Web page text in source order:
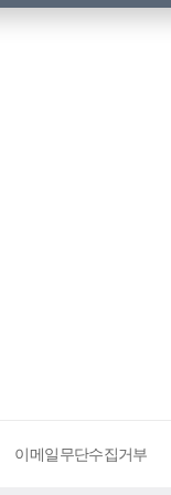
이메일무단수집거부